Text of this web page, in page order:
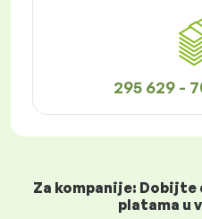
295 629 -
Za kompanije:
platama u